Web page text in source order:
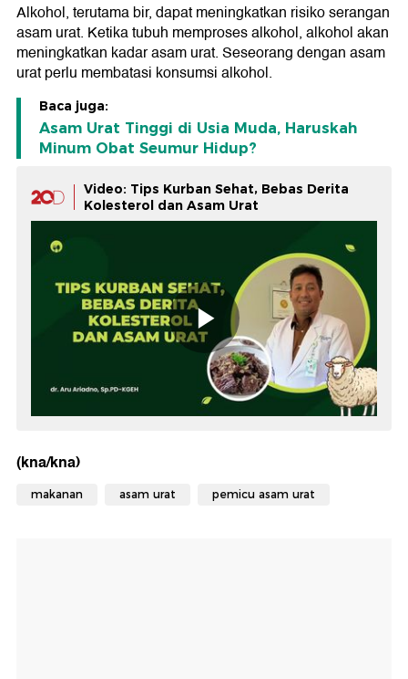
Alkohol, terutama bir, dapat meningkatkan risiko serangan
asam urat. Ketika tubuh memproses alkohol, alkohol akan
meningkatkan kadar asam urat. Seseorang dengan asam
urat perlu membatasi konsumsi alkohol.
Baca juga:
Asam Urat Tinggi di Usia Muda, Haruskah
Minum Obat Seumur Hidup?
Video: Tips Kurban Sehat, Bebas Derita
Kolesterol dan Asam Urat
(kna/kna)
makanan asam urat pemicu asam urat